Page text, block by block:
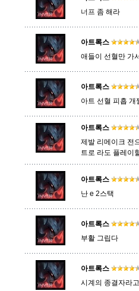
하이머딩거
너프 좀 해라
아트록스
애들이 선혈만 가
아트록스
아트 선혈 피흡 개
아트록스
제발 리메이크 전
트로 라도 플레이
아트록스
난 e 2스택
아트록스
부활 그립다
아트록스
시계의 종결자라